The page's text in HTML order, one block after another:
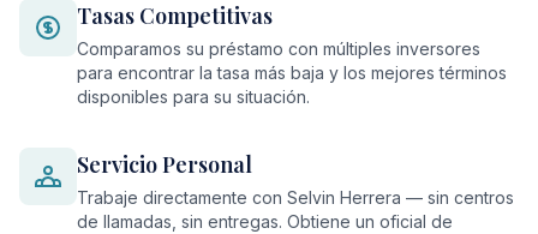
Tasas Competitivas
Comparamos su préstamo con múltiples inversores
para encontrar la tasa más baja y los mejores términos
disponibles para su situación.
Servicio Personal
Trabaje directamente con Selvin Herrera — sin centros
de llamadas, sin entregas. Obtiene un oficial de